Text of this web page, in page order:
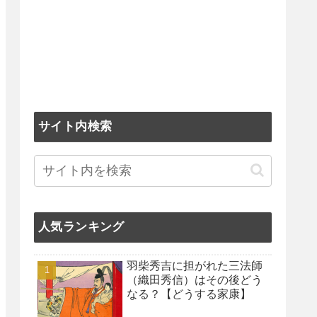
サイト内検索
人気ランキング
羽柴秀吉に担がれた三法師
（織田秀信）はその後どう
なる？【どうする家康】